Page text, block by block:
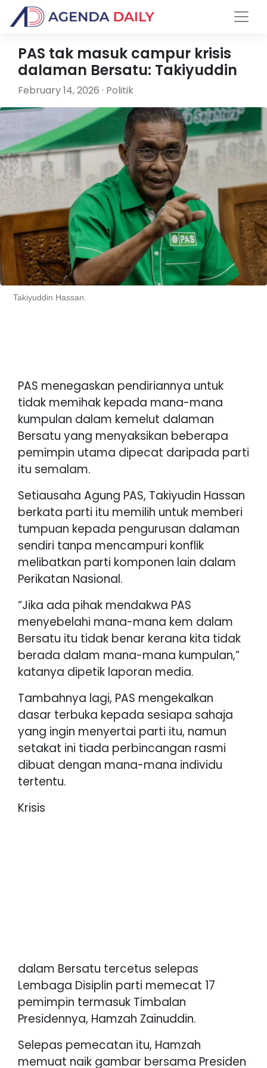
PAS tak masuk campur krisis
dalaman Bersatu: Takiyuddin
February 14, 2026 · Politik
Takiyuddin Hassan.
PAS menegaskan pendiriannya untuk
tidak memihak kepada mana-mana
kumpulan dalam kemelut dalaman
Bersatu yang menyaksikan beberapa
pemimpin utama dipecat daripada parti
itu semalam.
Setiausaha Agung PAS, Takiyudin Hassan
berkata parti itu memilih untuk memberi
tumpuan kepada pengurusan dalaman
sendiri tanpa mencampuri konflik
melibatkan parti komponen lain dalam
Perikatan Nasional.
“Jika ada pihak mendakwa PAS
menyebelahi mana-mana kem dalam
Bersatu itu tidak benar kerana kita tidak
berada dalam mana-mana kumpulan,”
katanya dipetik laporan media.
Tambahnya lagi, PAS mengekalkan
dasar terbuka kepada sesiapa sahaja
yang ingin menyertai parti itu, namun
setakat ini tiada perbincangan rasmi
dibuat dengan mana-mana individu
tertentu.
Krisis
dalam Bersatu tercetus selepas
Lembaga Disiplin parti memecat 17
pemimpin termasuk Timbalan
Presidennya, Hamzah Zainuddin.
Selepas pemecatan itu, Hamzah
memuat naik gambar bersama Presiden